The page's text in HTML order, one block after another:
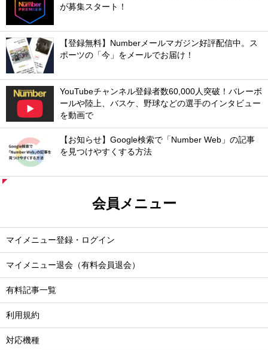
が募集スタート！
【登録無料】Numberメールマガジン好評配信中。ス
ポーツの「今」をメールでお届け！
YouTubeチャンネル登録者数60,000人突破！バレーボ
ールや陸上、バスケ、野球などの選手のインタビュー
を動画で
【お知らせ】Google検索で「Number Web」の記事
を見つけやすくする方法
会員メニュー
マイメニュー登録・ログイン
マイメニュー退会（有料会員退会）
有料記事一覧
利用規約
対応機種